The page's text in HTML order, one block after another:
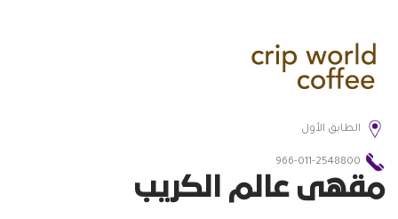
الطابق الأول
966-011-2548800
مقهى عالم الكريب